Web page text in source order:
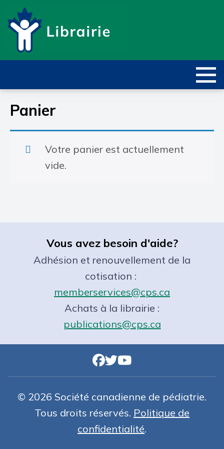
Panier
Votre panier est actuellement
vide.
Vous avez besoin d'aide?
Adhésion et renouvellement de la
cotisation :
memberservices@cps.ca
Achats à la librairie :
publications@cps.ca
© 2026 Société canadienne de pédiatrie.
Tous droits réservés. Politique de
confidentialité.